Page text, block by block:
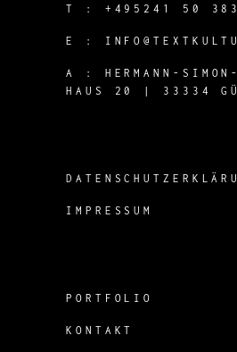
T : +495241 50
E :
A :
HERMANN-
HAUS 20 | 33334
IMPRESSUM
PORTFOLIO
KONTAKT